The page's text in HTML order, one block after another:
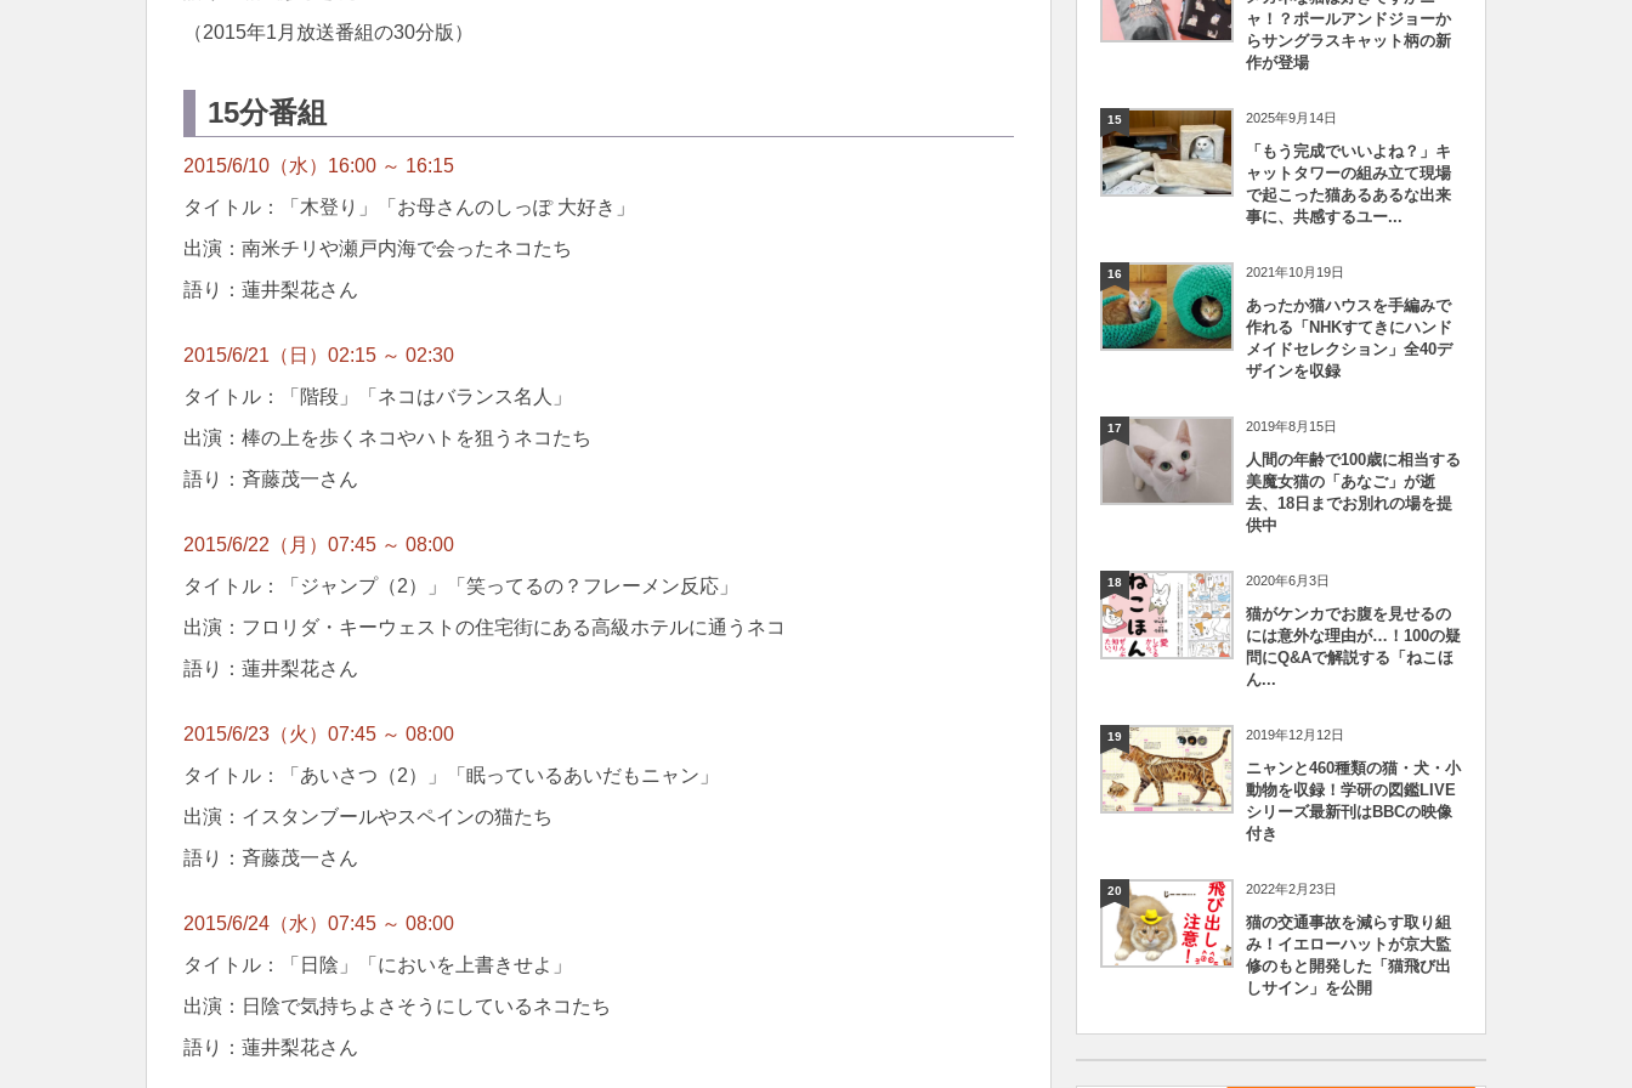
（2015年1月放送番組の30分版）
15分番組
2015/6/10（水）16:00 ～ 16:15
タイトル：「木登り」「お母さんのしっぽ 大好き」
出演：南米チリや瀬戸内海で会ったネコたち
語り：蓮井梨花さん
2015/6/21（日）02:15 ～ 02:30
タイトル：「階段」「ネコはバランス名人」
出演：棒の上を歩くネコやハトを狙うネコたち
語り：斉藤茂一さん
2015/6/22（月）07:45 ～ 08:00
タイトル：「ジャンプ（2）」「笑ってるの？フレーメン反応」
出演：フロリダ・キーウェストの住宅街にある高級ホテルに通うネコ
語り：蓮井梨花さん
2015/6/23（火）07:45 ～ 08:00
タイトル：「あいさつ（2）」「眠っているあいだもニャン」
出演：イスタンブールやスペインの猫たち
語り：斉藤茂一さん
2015/6/24（水）07:45 ～ 08:00
タイトル：「日陰」「においを上書きせよ」
出演：日陰で気持ちよさそうにしているネコたち
語り：蓮井梨花さん
ャ！？ポールアンドジョーか
らサングラスキャット柄の新
作が登場
15 2025年9月14日
「もう完成でいいよね？」キ
ャットタワーの組み立て現場
で起こった猫あるあるな出来
事に、共感するユー...
16 2021年10月19日
あったか猫ハウスを手編みで
作れる「NHKすてきにハンド
メイドセレクション」全40デ
ザインを収録
17 2019年8月15日
人間の年齢で100歳に相当する
美魔女猫の「あなご」が逝
去、18日までお別れの場を提
供中
18 2020年6月3日
猫がケンカでお腹を見せるの
には意外な理由が…！100の疑
問にQ&Aで解説する「ねこほ
ん...
19 2019年12月12日
ニャンと460種類の猫・犬・小
動物を収録！学研の図鑑LIVE
シリーズ最新刊はBBCの映像
付き
20 2022年2月23日
猫の交通事故を減らす取り組
み！イエローハットが京大監
修のもと開発した「猫飛び出
しサイン」を公開